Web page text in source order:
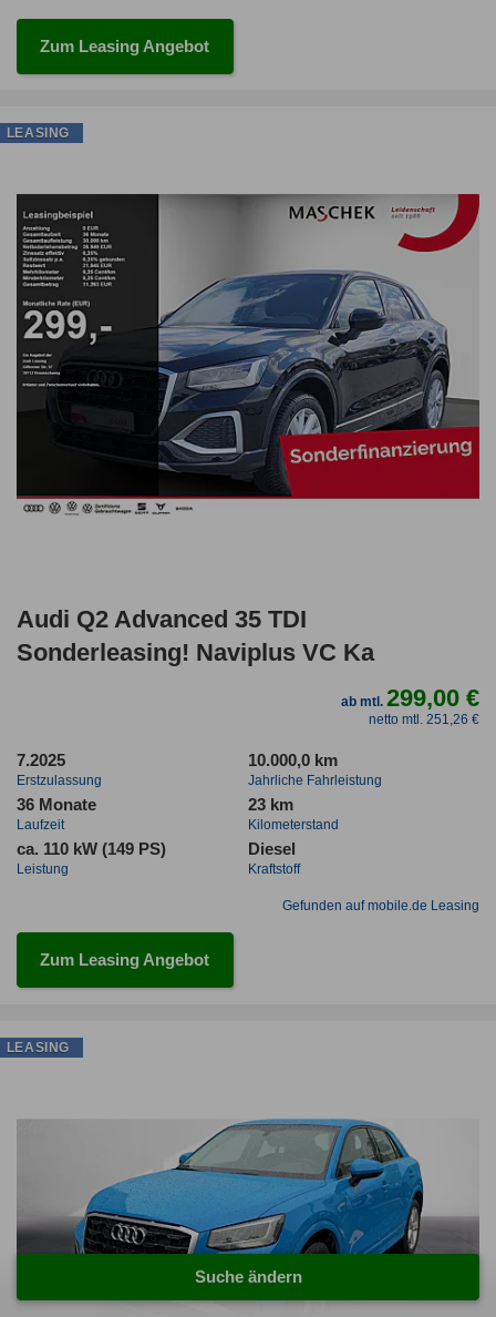
Zum Leasing Angebot
Audi Q2 Advanced 35 TDI
Sonderleasing! Naviplus VC Ka
ab mtl.299,00 €
netto mtl. 251,26 €
7.2025
Erstzulassung
10.000,0 km
Jahrliche Fahrleistung
36 Monate
Laufzeit
23 km
Kilometerstand
ca. 110 kW (149 PS)
Leistung
Diesel
Kraftstoff
Gefunden auf mobile.de Leasing
Zum Leasing Angebot
LEASING
LEASING
Suche ändern